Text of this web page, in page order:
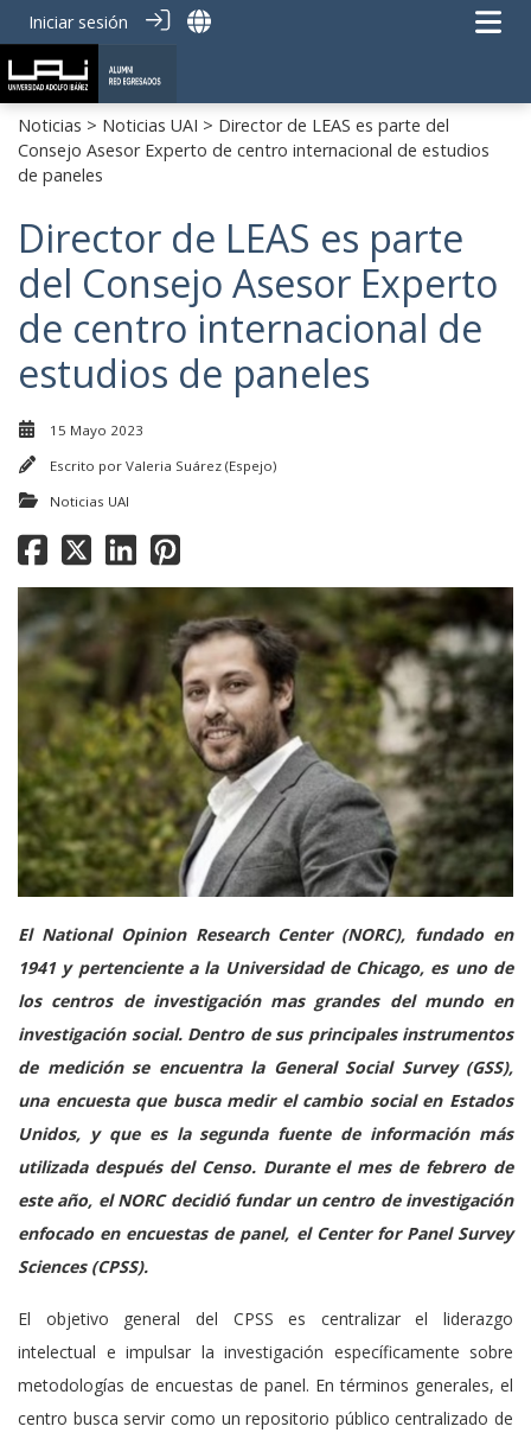
Iniciar sesión
Noticias > Noticias UAI > Director de LEAS es parte del
Consejo Asesor Experto de centro internacional de estudios
de paneles
Director de LEAS es parte
del Consejo Asesor Experto
de centro internacional de
estudios de paneles
15 Mayo 2023
Escrito por Valeria Suárez (Espejo)
Noticias UAI
El National Opinion Research Center (NORC), fundado en
1941 y pertenciente a la Universidad de Chicago, es uno de
los centros de investigación mas grandes del mundo en
investigación social. Dentro de sus principales instrumentos
de medición se encuentra la General Social Survey (GSS),
una encuesta que busca medir el cambio social en Estados
Unidos, y que es la segunda fuente de información más
utilizada después del Censo. Durante el mes de febrero de
este año, el NORC decidió fundar un centro de investigación
enfocado en encuestas de panel, el Center for Panel Survey
Sciences (CPSS).
El objetivo general del CPSS es centralizar el liderazgo
intelectual e impulsar la investigación específicamente sobre
metodologías de encuestas de panel. En términos generales, el
centro busca servir como un repositorio público centralizado de